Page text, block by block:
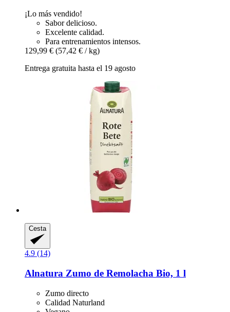
¡Lo más vendido!
Sabor delicioso.
Excelente calidad.
Para entrenamientos intensos.
129,99 € (57,42 € / kg)
Entrega gratuita hasta el 19 agosto
Cesta
4.9 (14)
Alnatura Zumo de Remolacha Bio, 1 l
Zumo directo
Calidad Naturland